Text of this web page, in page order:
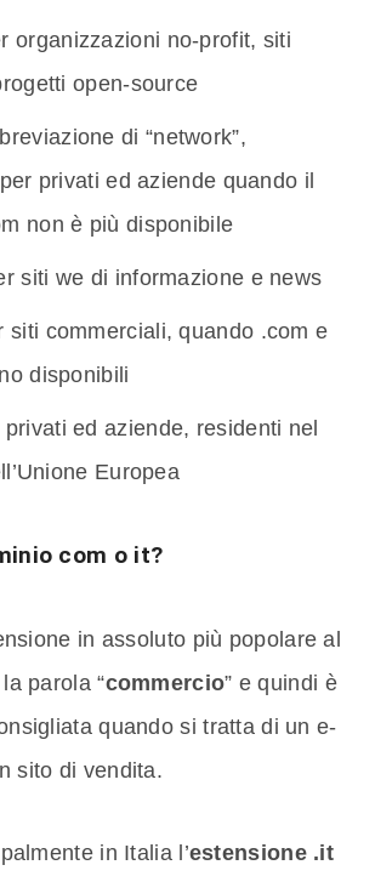
organizzazioni no-profit, siti
open-source
di “network”,
privati ed aziende quando il
non è più disponibile
siti we di informazione e news
siti commerciali, quando .com e
disponibili
privati ed aziende, residenti nel
Europea
com o it?
in assoluto più popolare al
parola “commercio” e quindi è
quando si tratta di un e-
sito di vendita.
in Italia l’estensione .it